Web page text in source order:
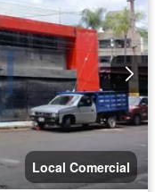
Local Comercial